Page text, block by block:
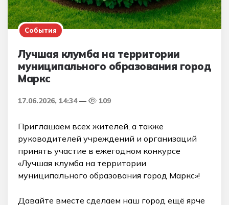
События
Лучшая клумба на территории
муниципального образования город
Маркс
17.06.2026, 14:34 109
Приглашаем всех жителей, а также
руководителей учреждений и организаций
принять участие в ежегодном конкурсе
«Лучшая клумба на территории
муниципального образования город Маркс»!
Давайте вместе сделаем наш город ещё ярче